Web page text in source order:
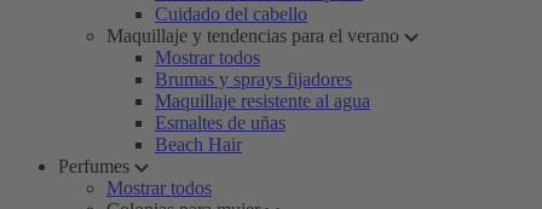
Cuidado del cabello
Maquillaje y tendencias para el verano
Mostrar todos
Brumas y sprays fijadores
Maquillaje resistente al agua
Esmaltes de uñas
Beach Hair
Perfumes
Mostrar todos